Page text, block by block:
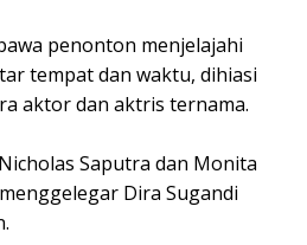
penonton menjelajahi
tempat dan waktu, dihiasi
aktor dan aktris ternama.
Saputra dan Monita
Dira Sugandi